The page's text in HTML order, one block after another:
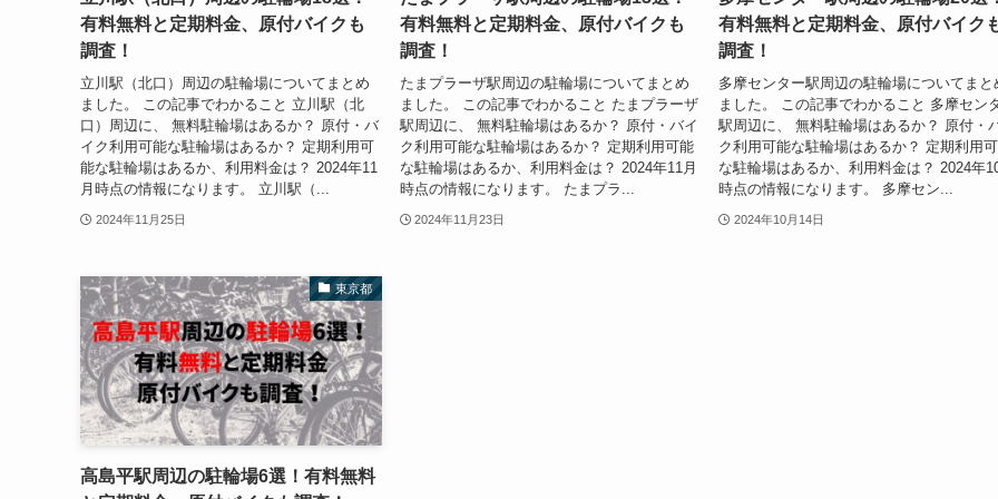
有料無料と定期料金、原付バイクも
調査！
立川駅（北口）周辺の駐輪場についてまとめ
ました。 この記事でわかること 立川駅（北
口）周辺に、 無料駐輪場はあるか？ 原付・バ
イク利用可能な駐輪場はあるか？ 定期利用可
能な駐輪場はあるか、利用料金は？ 2024年11
月時点の情報になります。 立川駅（...
2024年11月25日
有料無料と定期料金、原付バイクも
調査！
たまプラーザ駅周辺の駐輪場についてまとめ
ました。 この記事でわかること たまプラーザ
駅周辺に、 無料駐輪場はあるか？ 原付・バイ
ク利用可能な駐輪場はあるか？ 定期利用可能
な駐輪場はあるか、利用料金は？ 2024年11月
時点の情報になります。 たまプラ...
2024年11月23日
有料無料と定期料金、原付バイク
調査！
多摩センター駅周辺の駐輪場についてまと
ました。 この記事でわかること 多摩セン
駅周辺に、 無料駐輪場はあるか？ 原付・
ク利用可能な駐輪場はあるか？ 定期利用
な駐輪場はあるか、利用料金は？ 2024年
時点の情報になります。 多摩セン...
2024年10月14日
東京都
高島平駅周辺の駐輪場6選！有料無料